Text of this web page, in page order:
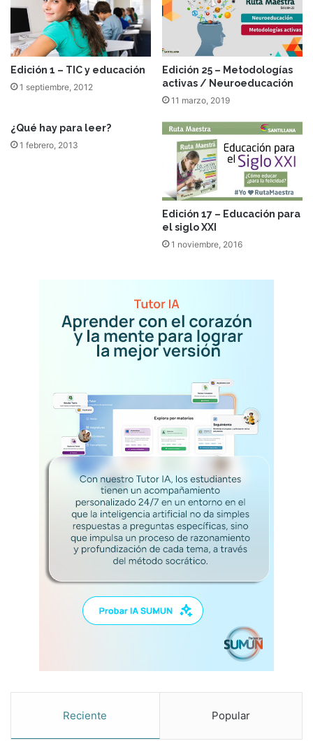
Edición 1 – TIC y educación
1 septiembre, 2012
Edición 25 – Metodologías
activas / Neuroeducación
11 marzo, 2019
¿Qué hay para leer?
1 febrero, 2013
Edición 17 – Educación para
el siglo XXI
1 noviembre, 2016
Reciente Popular